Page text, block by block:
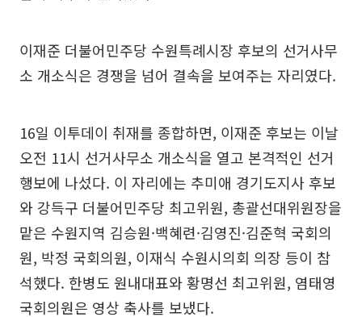
이재준 더불어민주당 수원특례시장 후보의 선거사무
소 개소식은 경쟁을 넘어 결속을 보여주는 자리였다.
16일 이투데이 취재를 종합하면, 이재준 후보는 이날
오전 11시 선거사무소 개소식을 열고 본격적인 선거
행보에 나섰다. 이 자리에는 추미애 경기도지사 후보
와 강득구 더불어민주당 최고위원, 총괄선대위원장을
맡은 수원지역 김승원·백혜련·김영진·김준혁 국회의
원, 박정 국회의원, 이재식 수원시의회 의장 등이 참
석했다. 한병도 원내대표와 황명선 최고위원, 염태영
국회의원은 영상 축사를 보냈다.